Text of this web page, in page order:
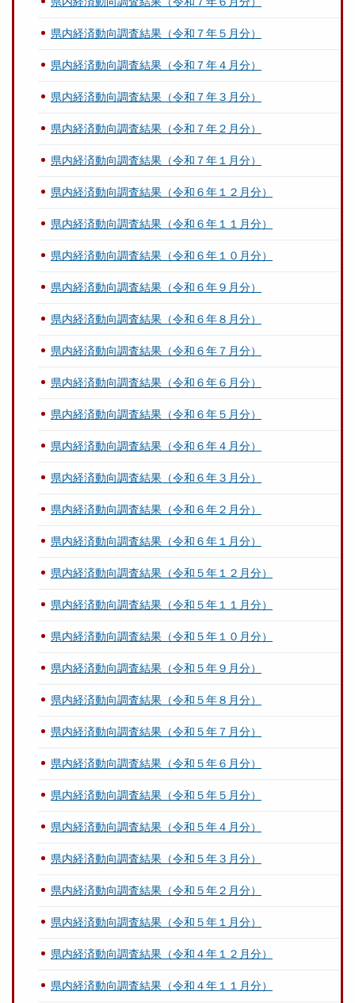
県内経済動向調査結果（令和７年５月分）
県内経済動向調査結果（令和７年４月分）
県内経済動向調査結果（令和７年３月分）
県内経済動向調査結果（令和７年２月分）
県内経済動向調査結果（令和７年１月分）
県内経済動向調査結果（令和６年１２月分）
県内経済動向調査結果（令和６年１１月分）
県内経済動向調査結果（令和６年１０月分）
県内経済動向調査結果（令和６年９月分）
県内経済動向調査結果（令和６年８月分）
県内経済動向調査結果（令和６年７月分）
県内経済動向調査結果（令和６年６月分）
県内経済動向調査結果（令和６年５月分）
県内経済動向調査結果（令和６年４月分）
県内経済動向調査結果（令和６年３月分）
県内経済動向調査結果（令和６年２月分）
県内経済動向調査結果（令和６年１月分）
県内経済動向調査結果（令和５年１２月分）
県内経済動向調査結果（令和５年１１月分）
県内経済動向調査結果（令和５年１０月分）
県内経済動向調査結果（令和５年９月分）
県内経済動向調査結果（令和５年８月分）
県内経済動向調査結果（令和５年７月分）
県内経済動向調査結果（令和５年６月分）
県内経済動向調査結果（令和５年５月分）
県内経済動向調査結果（令和５年４月分）
県内経済動向調査結果（令和５年３月分）
県内経済動向調査結果（令和５年２月分）
県内経済動向調査結果（令和５年１月分）
県内経済動向調査結果（令和４年１２月分）
県内経済動向調査結果（令和４年１１月分）